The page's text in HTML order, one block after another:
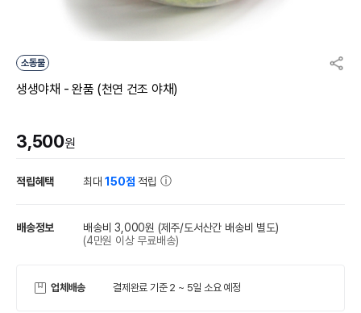
소동물
생생야채 - 완품 (천연 건조 야채)
3,500원
적립혜택 최대150점 적립
배송정보 배송비 3,000원 (제주/도서산간 배송비 별도)
(4만원 이상 무료배송)
업체배송 결제완료 기준 2 ~ 5일 소요 예정